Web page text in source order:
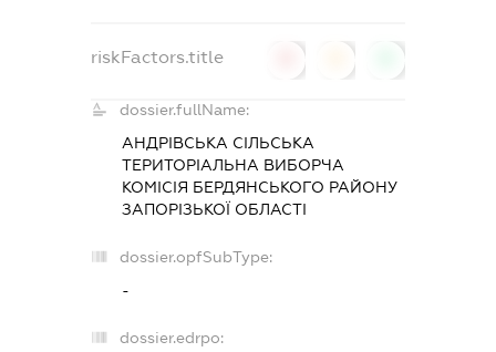
riskFactors.title
dossier.fullName:
АНДРІВСЬКА СІЛЬСЬКА
ТЕРИТОРІАЛЬНА ВИБОРЧА
КОМІСІЯ БЕРДЯНСЬКОГО РАЙОНУ
ЗАПОРІЗЬКОЇ ОБЛАСТІ
dossier.opfSubType:
-
dossier.edrpo: